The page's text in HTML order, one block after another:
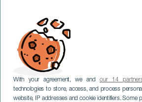
With your agreement, we andour 14
technologies to store, access, and process
website, IP addresses and cookie identifiers. Some